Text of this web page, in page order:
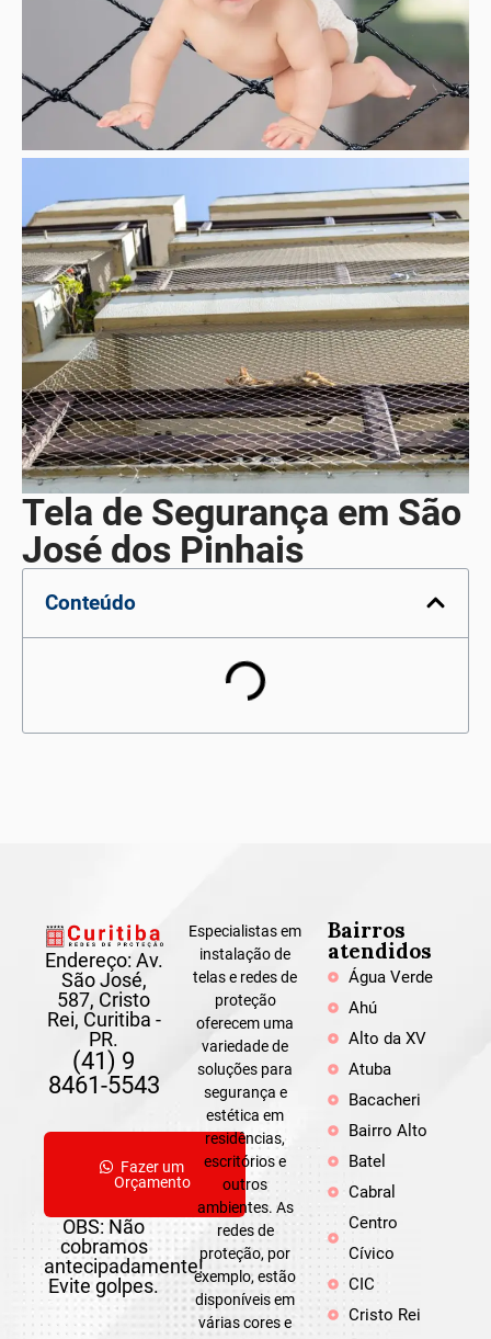
Tela de Segurança em São
José dos Pinhais
Conteúdo
Endereço: Av.
São José,
587, Cristo
Rei, Curitiba -
PR.
(41) 9
8461-5543
Fazer um
Orçamento
OBS: Não
cobramos
antecipadamente!
Evite golpes.
Especialistas em
instalação de
telas e redes de
proteção
oferecem uma
variedade de
soluções para
segurança e
estética em
residências,
escritórios e
outros
ambientes. As
redes de
proteção, por
exemplo, estão
disponíveis em
várias cores e
Bairros
atendidos
Água Verde
Ahú
Alto da XV
Atuba
Bacacheri
Bairro Alto
Batel
Cabral
Centro
Cívico
CIC
Cristo Rei